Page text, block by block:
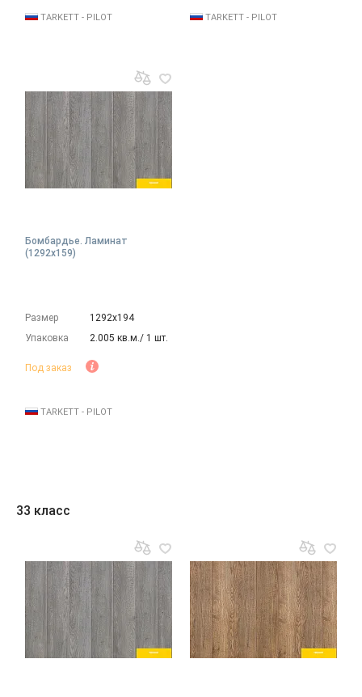
TARKETT - PILOT TARKETT - PILOT
Бомбардье. Ламинат
(1292х159)
Размер
1292х194
Упаковка
2.005 кв.м./ 1 шт.
Под заказ
TARKETT - PILOT
33 класс